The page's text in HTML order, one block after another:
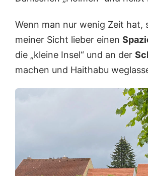
Wenn man nur wenig Zeit hat,
meiner Sicht lieber einen
die „kleine Insel“ und an der
machen und Haithabu